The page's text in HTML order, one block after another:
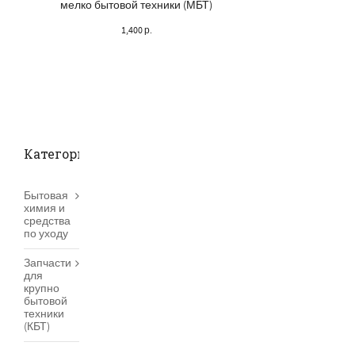
мелко бытовой техники (МБТ)
1,400р.
Категории товаров
Бытовая
химия и
средства
по уходу
Запчасти
для
крупно
бытовой
техники
(КБТ)